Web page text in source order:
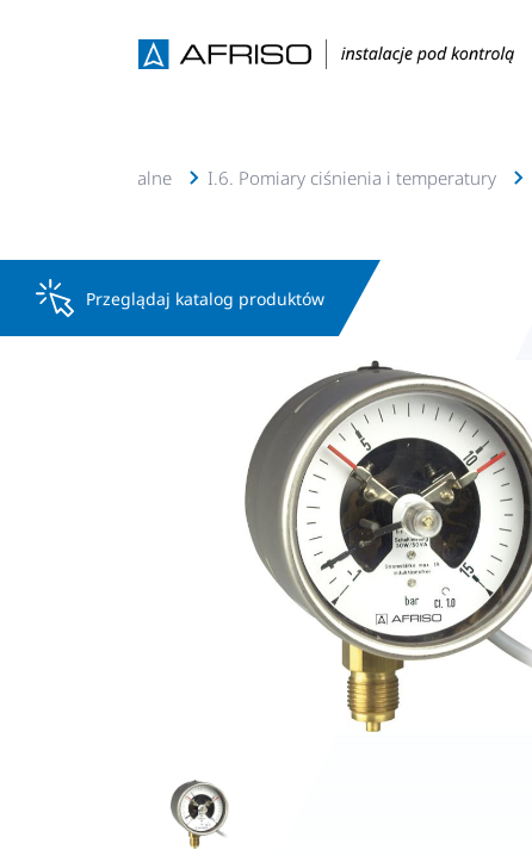
geotermalne I.6. Pomiary ciśnienia i temperatury
Przeglądaj katalog produktów